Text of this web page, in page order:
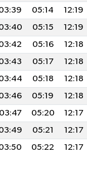
05:14 12:19
05:15 12:19
05:16 12:18
05:17 12:18
05:18 12:18
05:19 12:18
03:47 05:20 12:17
05:21 12:17
05:22 12:17